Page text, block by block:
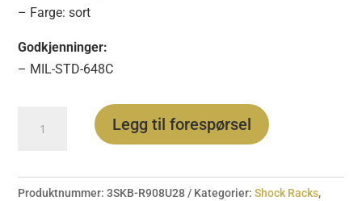
– Farge: sort
Godkjenninger:
– MIL-STD-648C
R908U28
Legg til forespørsel
Produktnummer:3SKB-R908U28 Kategorier:Shock Racks,